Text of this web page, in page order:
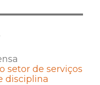
setor de serviços
disciplina